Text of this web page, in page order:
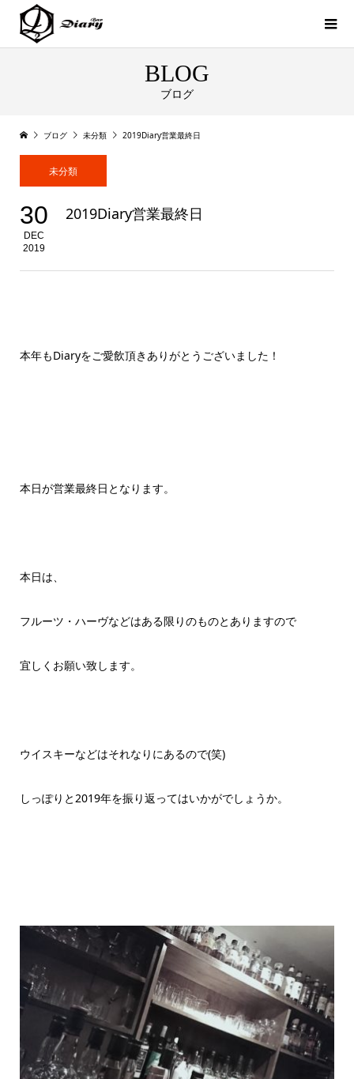
BLOG
ブログ
ブログ 未分類 2019Diary営業最終日
未分類
30
DEC
2019
2019Diary営業最終日
本年もDiaryをご愛飲頂きありがとうございました！
本日が営業最終日となります。
本日は、
フルーツ・ハーヴなどはある限りのものとありますので
宜しくお願い致します。
ウイスキーなどはそれなりにあるので(笑)
しっぽりと2019年を振り返ってはいかがでしょうか。